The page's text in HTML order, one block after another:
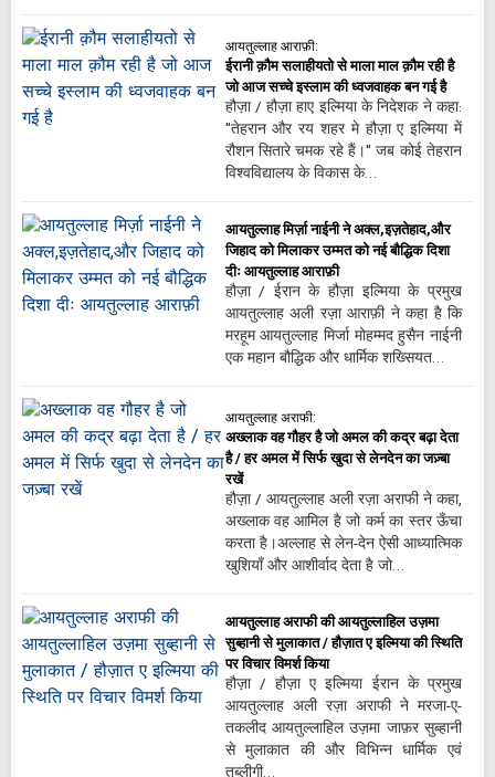
आयतुल्लाह आराफ़ी:
ईरानी क़ौम सलाहीयतो से माला माल क़ौम रही है
जो आज सच्चे इस्लाम की ध्वजवाहक बन गई है
हौज़ा / हौज़ा हाए इल्मिया के निदेशक ने कहा:
"तेहरान और रय शहर मे हौज़ा ए इल्मिया में
रौशन सितारे चमक रहे हैं।" जब कोई तेहरान
विश्वविद्यालय के विकास के…
आयतुल्लाह मिर्ज़ा नाईनी ने अक्ल,इज़तेहाद,और
जिहाद को मिलाकर उम्मत को नई बौद्धिक दिशा
दीः आयतुल्लाह आराफ़ी
हौज़ा / ईरान के हौज़ा इल्मिया के प्रमुख
आयतुल्लाह अली रज़ा आराफ़ी ने कहा है कि
मरहूम आयतुल्लाह मिर्जा मोहम्मद हुसैन नाईनी
एक महान बौद्धिक और धार्मिक शख्सियत…
आयतुल्लाह अराफी:
अख्लाक वह गौहर है जो अमल की कद्र बढ़ा देता
है / हर अमल में सिर्फ खुदा से लेनदेन का जज़्बा
रखें
हौज़ा / आयतुल्लाह अली रज़ा अराफी ने कहा,
अख्लाक वह आमिल है जो कर्म का स्तर ऊँचा
करता है।अल्लाह से लेन-देन ऐसी आध्यात्मिक
खुशियाँ और आशीर्वाद देता है जो…
आयतुल्लाह अराफी की आयतुल्लाहिल उज़मा
सुब्हानी से मुलाकात / हौज़ात ए इल्मिया की स्थिति
पर विचार विमर्श किया
हौज़ा / हौज़ा ए इल्मिया ईरान के प्रमुख
आयतुल्लाह अली रज़ा अराफी ने मरजा-ए-
तकलीद आयतुल्लाहिल उज़मा जाफ़र सुब्हानी
से मुलाकात की और विभिन्न धार्मिक एवं